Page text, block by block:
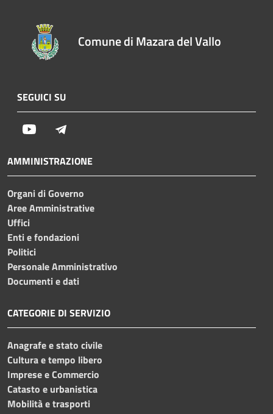
Comune di Mazara del Vallo
SEGUICI SU
Youtube
AMMINISTRAZIONE
Organi di Governo
Aree Amministrative
Uffici
Enti e fondazioni
Politici
Personale Amministrativo
Documenti e dati
CATEGORIE DI SERVIZIO
Anagrafe e stato civile
Cultura e tempo libero
Imprese e Commercio
Catasto e urbanistica
Mobilità e trasporti